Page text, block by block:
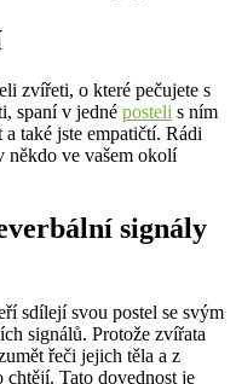
zvířeti, o které pečujete s
spaní v jedné posteli s ním
také jste empatičtí. Rádi
někdo ve vašem okolí
signály
sdílejí svou postel se svým
signálů. Protože zvířata
řeči jejich těla a z
chtějí. Tato dovednost je